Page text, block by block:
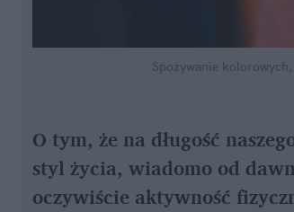
Spożywanie
O tym, że na długość
styl życia, wiadomo od
oczywiście aktywność